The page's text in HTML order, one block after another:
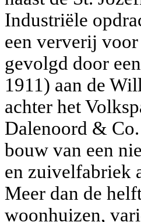
Industriële
een ververij
gevolgd door
1911) aan de
achter het
Dalenoord &
bouw van een
en zuivelfabriek
Meer dan de
woonhuizen,